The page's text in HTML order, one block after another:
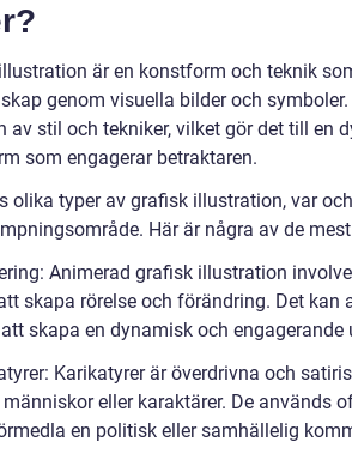
är en konstform och teknik
genom visuella bilder och
av stil och tekniker, vilket gör det till en
som engagerar betraktaren.
olika typer av grafisk illustration, var
Här är några av de
Animerad grafisk illustration
skapa rörelse och förändring. Det kan
skapa en dynamisk och engagerande
Karikatyrer är överdrivna och
eller karaktärer. De används
en politisk eller samhällelig